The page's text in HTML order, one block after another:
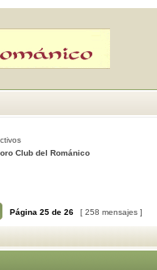
Club del Románico
Página 25 de 26 [ 258 mensajes ]